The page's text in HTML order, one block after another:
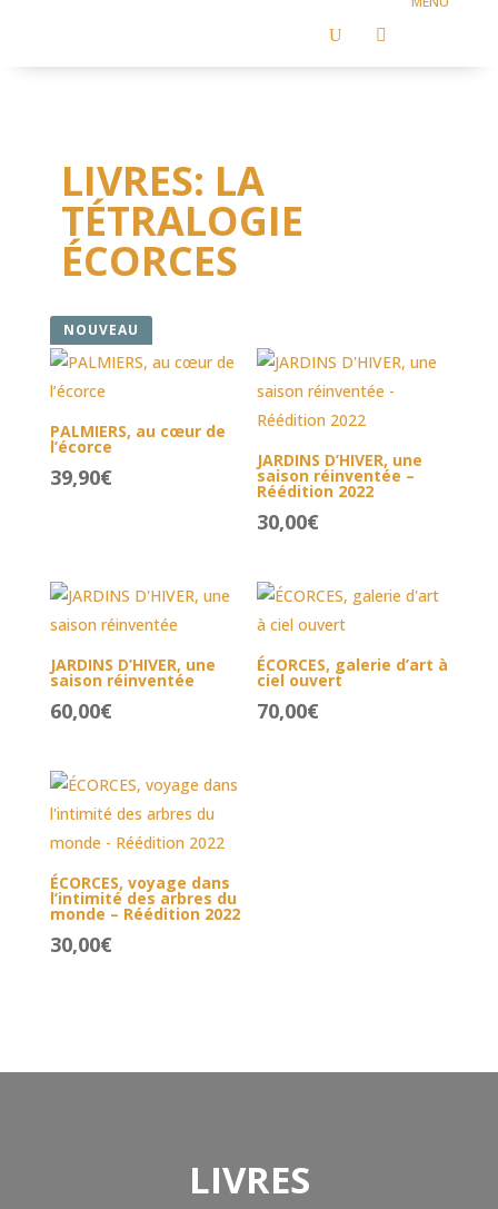
U 
LIVRES: LA
TÉTRALOGIE
ÉCORCES
PALMIERS, au cœur de
l’écorce
39,90€
NOUVEAU
JARDINS D’HIVER, une
saison réinventée –
Réédition 2022
30,00€
JARDINS D’HIVER, une
saison réinventée
60,00€
ÉCORCES, galerie d’art à
ciel ouvert
70,00€
ÉCORCES, voyage dans
l’intimité des arbres du
monde – Réédition 2022
30,00€
LIVRES